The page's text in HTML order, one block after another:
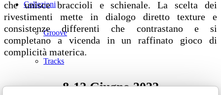
Collezioni
Groove
Tracks
Divinitas
che unisce braccioli e schienale. La scelta dei
rivestimenti mette in dialogo diretto texture e
consistenze differenti che contrastano e si
completano a vicenda in un raffinato gioco di
complicità materica.
8-12 Giugno 2022